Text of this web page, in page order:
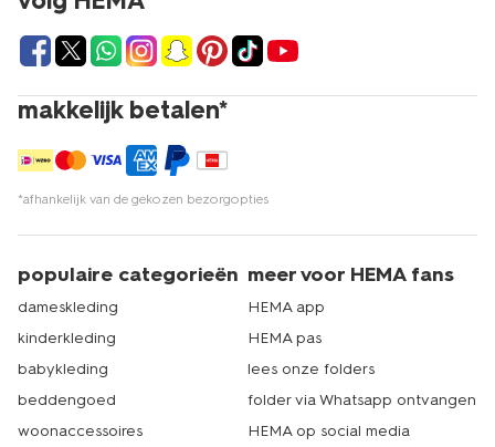
makkelijk betalen*
*afhankelijk van de gekozen bezorgopties
populaire categorieën
dameskleding
kinderkleding
babykleding
beddengoed
woonaccessoires
meer voor HEMA fans
HEMA app
HEMA pas
lees onze folders
folder via Whatsapp ontvangen
HEMA op social media